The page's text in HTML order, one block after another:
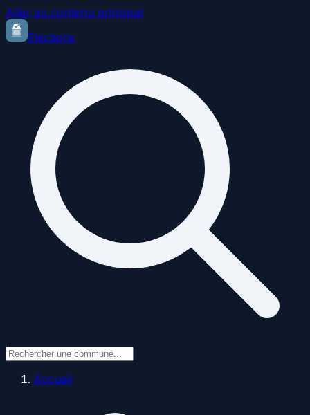
Aller au contenu principal
Elections
Accueil